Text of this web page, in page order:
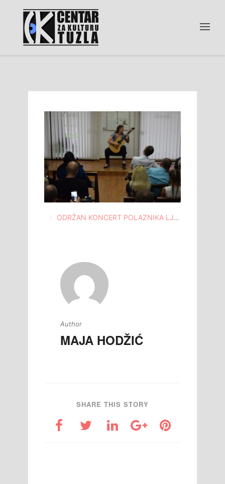
Navigacija
ODRŽAN KONCERT POLAZNIKA LJETNE ŠKOLE GITARE “PRST” U OKVIRU “LJETA U TUZLI 2018”
Author
MAJA HODŽIĆ
SHARE THIS STORY